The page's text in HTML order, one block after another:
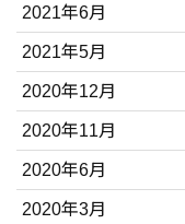
2021年6月
2021年5月
2020年12月
2020年11月
2020年6月
2020年3月